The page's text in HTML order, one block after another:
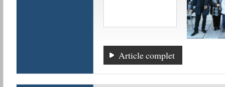
Article complet